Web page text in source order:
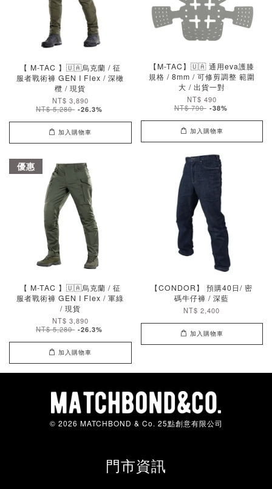
【 M-TAC 】🇺🇦烏克蘭 / 征
服者戰術褲 GEN I Flex / 深橄
欖 / 現貨
NT$ 3,890
NT$ 5,280 -26.3%
加入購物車
【M-TAC】🇺🇦 通用eva護膝
規格 / 8mm / 可修剪調整 範圍
大 / 出貨一對
NT$ 490
NT$ 790 -38%
加入購物車
優惠
【 M-TAC 】🇺🇦烏克蘭 / 征
服者戰術褲 GEN I Flex / 軍綠
/ 現貨
NT$ 3,890
NT$ 5,280 -26.3%
加入購物車
【CONDOR】 預購40日/ 密
碼牛仔褲 / 深藍
NT$ 2,400
加入購物車
© 2026 MATCHBOND & Co. 25點創意有限公司
門市資訊